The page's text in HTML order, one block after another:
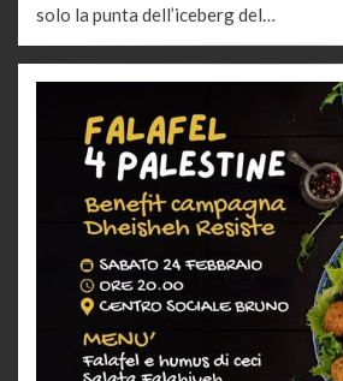
solo la punta dell’iceberg del…